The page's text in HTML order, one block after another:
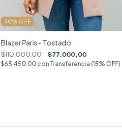
30% OFF
Blazer Paris - Tostado
$110.000,00 $77.000,00
$65.450,00 con Transferencia (15% OFF)